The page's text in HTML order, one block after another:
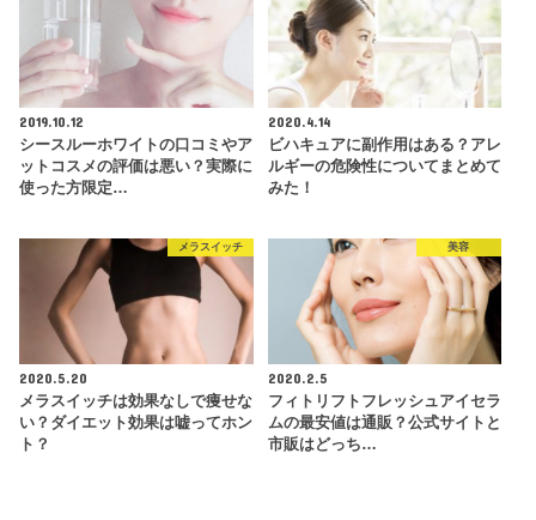
2019.10.12
シースルーホワイトの口コミやア
ットコスメの評価は悪い？実際に
使った方限定…
2020.4.14
ビハキュアに副作用はある？アレ
ルギーの危険性についてまとめて
みた！
メラスイッチ
2020.5.20
メラスイッチは効果なしで痩せな
い？ダイエット効果は嘘ってホン
ト？
美容
2020.2.5
フィトリフトフレッシュアイセラ
ムの最安値は通販？公式サイトと
市販はどっち…